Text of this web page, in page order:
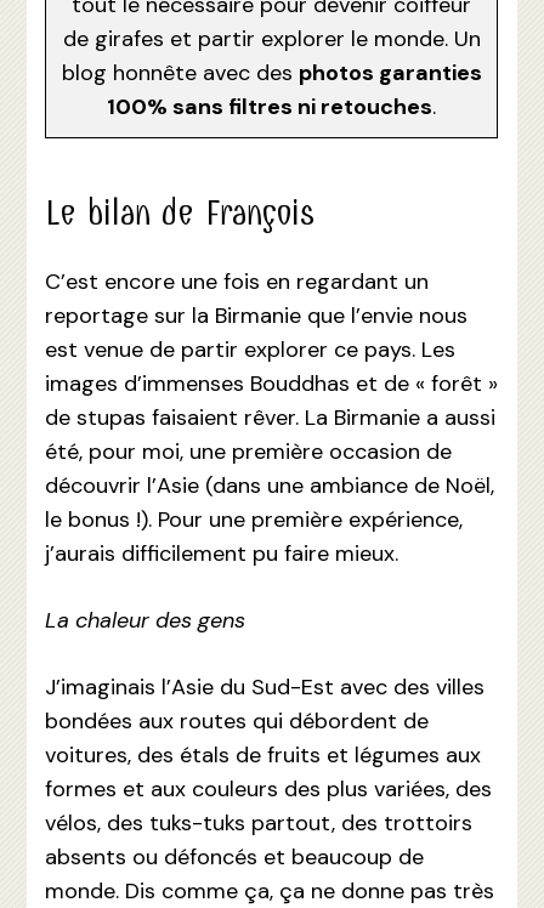
de girafes et partir explorer le monde. Un
blog honnête avec des photos garanties
100% sans filtres ni retouches.
Le bilan de François
C’est encore une fois en regardant un
reportage sur la Birmanie que l’envie nous
est venue de partir explorer ce pays. Les
images d’immenses Bouddhas et de « forêt »
de stupas faisaient rêver. La Birmanie a aussi
été, pour moi, une première occasion de
découvrir l’Asie (dans une ambiance de Noël,
le bonus !). Pour une première expérience,
j’aurais difficilement pu faire mieux.
La chaleur des gens
J’imaginais l’Asie du Sud-Est avec des villes
bondées aux routes qui débordent de
voitures, des étals de fruits et légumes aux
formes et aux couleurs des plus variées, des
vélos, des tuks-tuks partout, des trottoirs
absents ou défoncés et beaucoup de
monde. Dis comme ça, ça ne donne pas très